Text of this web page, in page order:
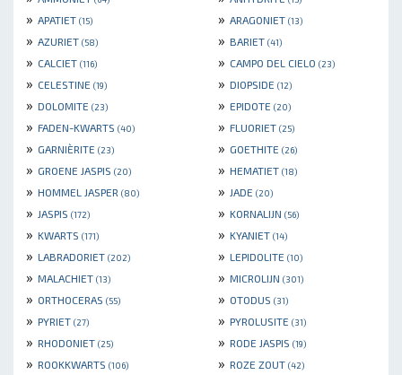
» APATIET (15) » ARAGONIET (13)
» AZURIET (58) » BARIET (41)
» CALCIET (116) » CAMPO DEL CIELO (23)
» CELESTINE (19) » DIOPSIDE (12)
» DOLOMITE (23) » EPIDOTE (20)
» FADEN-KWARTS (40) » FLUORIET (25)
» GARNIÈRITE (23) » GOETHITE (26)
» GROENE JASPIS (20) » HEMATIET (18)
» HOMMEL JASPER (80) » JADE (20)
» JASPIS (172) » KORNALIJN (56)
» KWARTS (171) » KYANIET (14)
» LABRADORIET (202) » LEPIDOLITE (10)
» MALACHIET (13) » MICROLIJN (301)
» ORTHOCERAS (55) » OTODUS (31)
» PYRIET (27) » PYROLUSITE (31)
» RHODONIET (25) » RODE JASPIS (19)
» ROOKKWARTS (106) » ROZE ZOUT (42)